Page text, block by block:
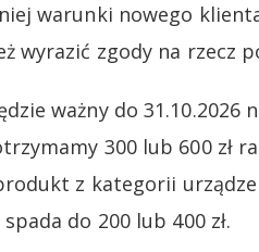
warunki nowego
wyrazić zgody na rzecz
ważny do 31.10.2026
300 lub 600 zł
z kategorii
do 200 lub 400 zł.